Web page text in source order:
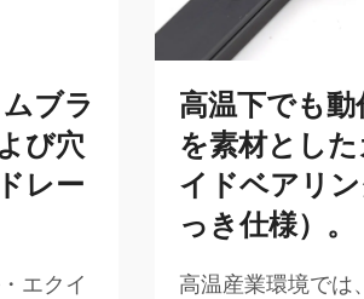
ブラ
び穴
レー
エクイ
高温下でも
を素材とし
イドベアリ
っき仕様）。
高温産業環境では